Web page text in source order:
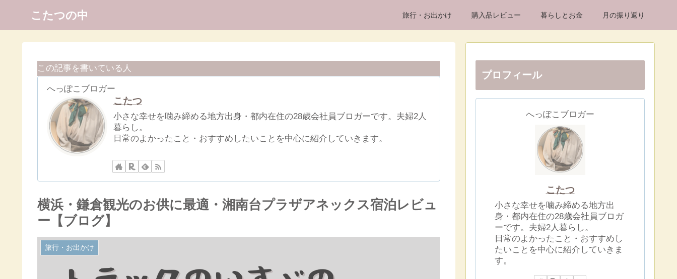
こたつの中 旅行・お出かけ 購入品レビュー 暮らしとお金 月の振り返り
この記事を書いている人
へっぽこブロガー
こたつ
小さな幸せを噛み締める地方出身・都内在住の28歳会社員ブロガーです。夫婦2人
暮らし。
日常のよかったこと・おすすめしたいことを中心に紹介していきます。
横浜・鎌倉観光のお供に最適・湘南台プラザアネックス宿泊レビュ
ー【ブログ】
旅行・お出かけ
プロフィール
へっぽこブロガー
こたつ
小さな幸せを噛み締める地方出
身・都内在住の28歳会社員ブロガ
ーです。夫婦2人暮らし。
日常のよかったこと・おすすめし
たいことを中心に紹介していきま
す。